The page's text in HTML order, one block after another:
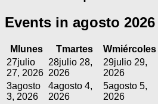
Events in agosto 2026
M lunes Tmartes Wmiércoles
27julio
27, 2026
28julio 28,
2026
29julio 29,
2026
3agosto
3, 2026
4agosto 4,
2026
5agosto 5,
2026